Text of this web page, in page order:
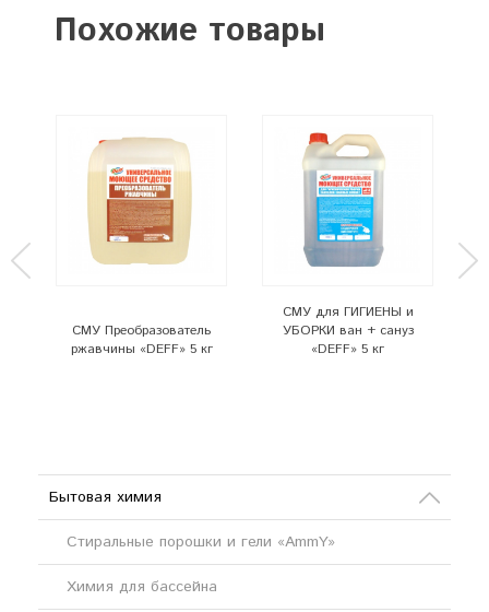
Похожие товары
СМУ Преобразователь
ржавчины «DEFF» 5 кг
СМУ для ГИГИЕНЫ и
УБОРКИ ван + сануз
«DEFF» 5 кг
Бытовая химия
Стиральные порошки и гели «AmmY»
Химия для бассейна